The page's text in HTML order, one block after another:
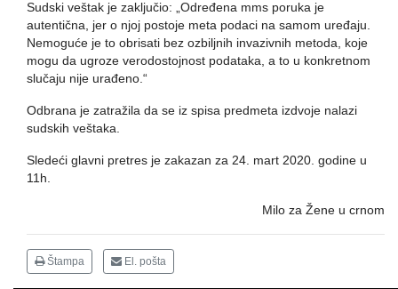
Sudski veštak je zaključio: „Određena mms poruka je
autentična, jer o njoj postoje meta podaci na samom uređaju.
Nemoguće je to obrisati bez ozbiljnih invazivnih metoda, koje
mogu da ugroze verodostojnost podataka, a to u konkretnom
slučaju nije urađeno.“
Odbrana je zatražila da se iz spisa predmeta izdvoje nalazi
sudskih veštaka.
Sledeći glavni pretres je zakazan za 24. mart 2020. godine u
11h.
Milo za Žene u crnom
Štampa El. pošta